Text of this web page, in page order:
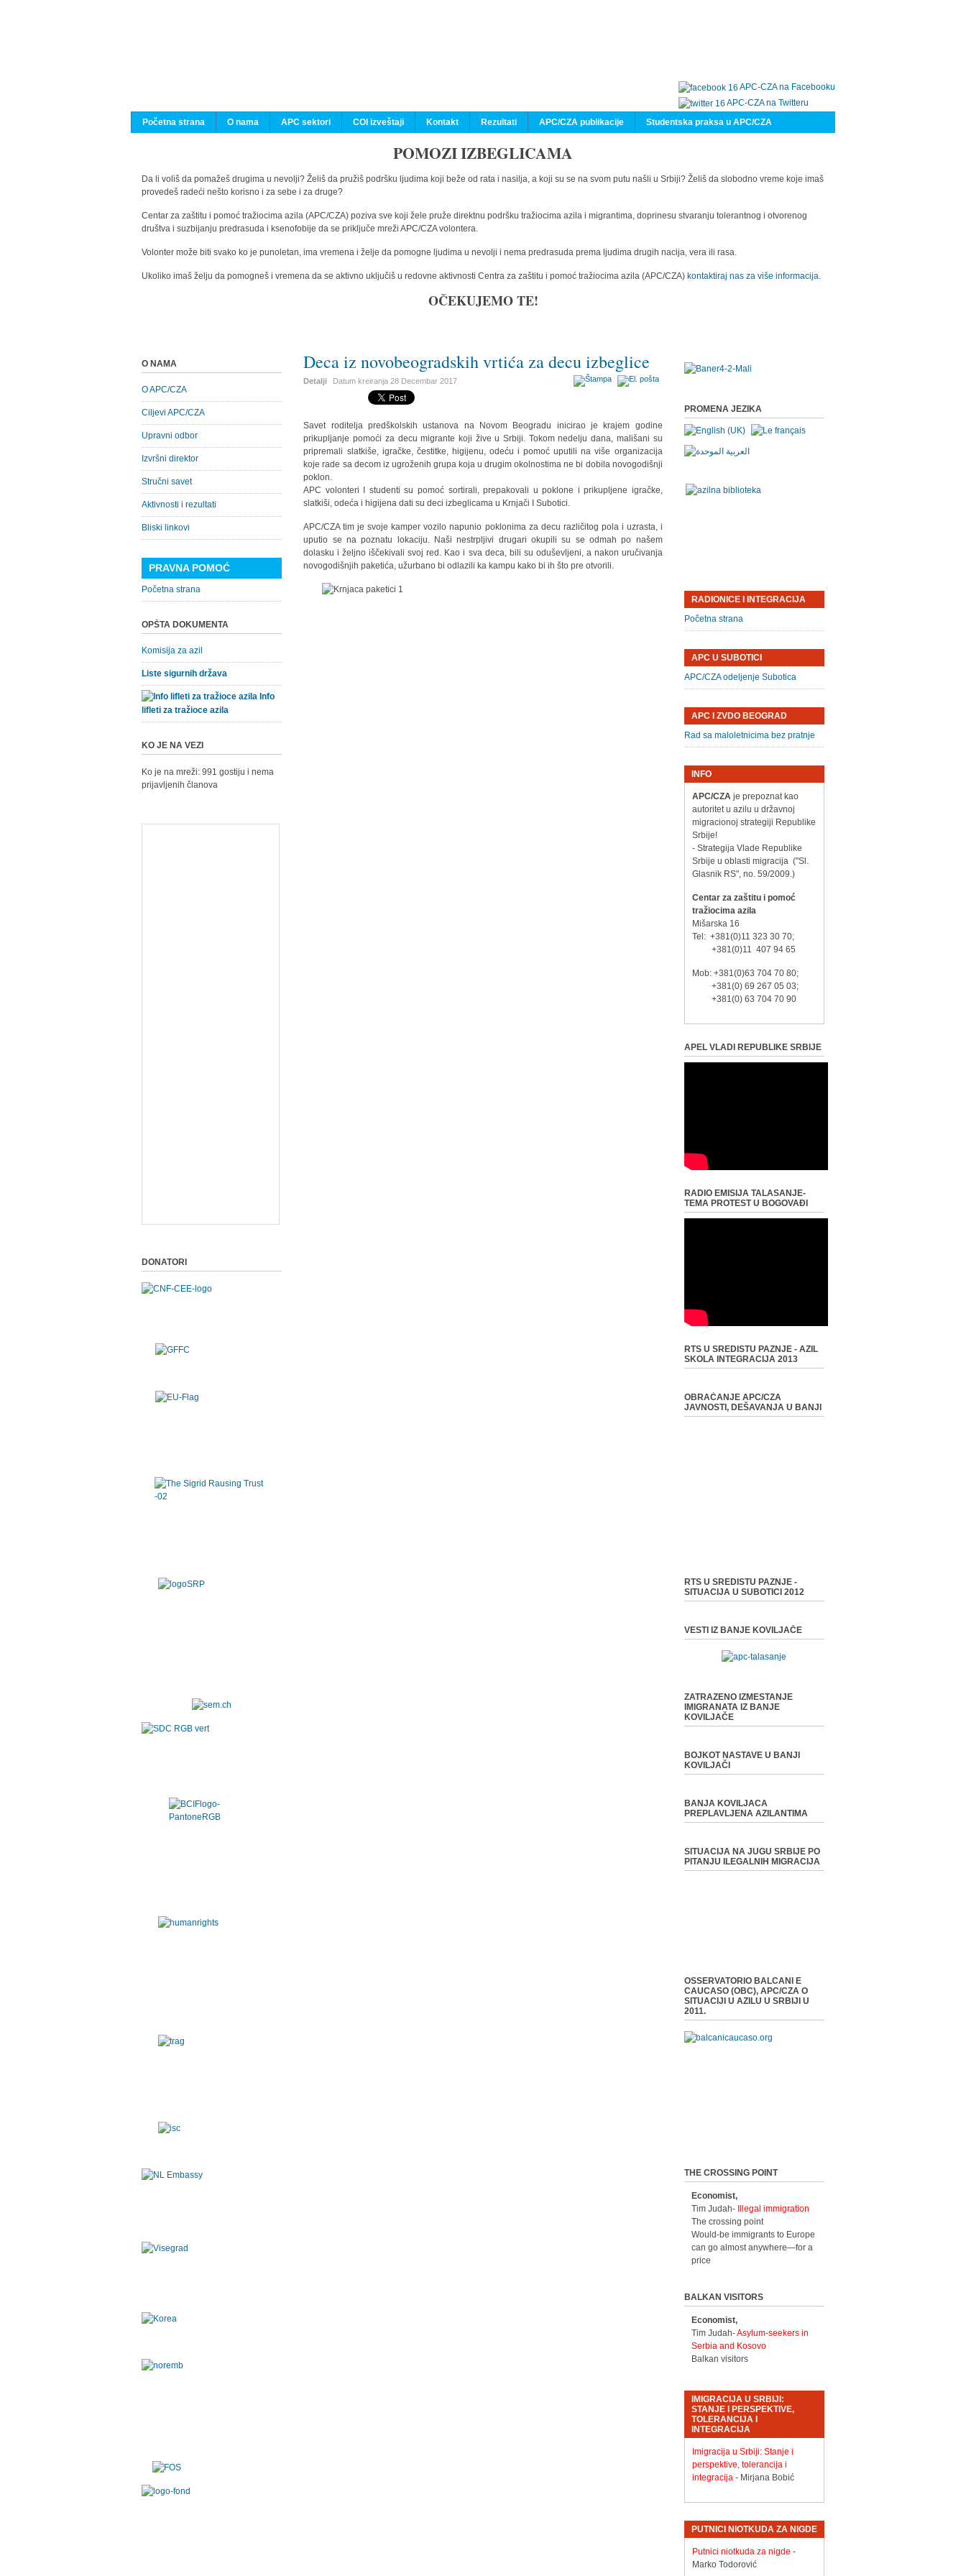
APC-CZA na Facebooku
APC-CZA na Twitteru
Početna strana
O nama APC sektori COI izveštaji Kontakt Rezultati APC/CZA publikacije Studentska praksa u APC/CZA
POMOZI IZBEGLICAMA
Da li voliš da pomažeš drugima u nevolji? Želiš da pružiš podršku ljudima koji beže od rata i nasilja, a koji su se na svom putu našli u Srbiji? Želiš da slobodno vreme koje imaš
provedeš radeći nešto korisno i za sebe i za druge?
Centar za zaštitu i pomoć tražiocima azila (APC/CZA) poziva sve koji žele pruže direktnu podršku tražiocima azila i migrantima, doprinesu stvaranju tolerantnog i otvorenog
društva i suzbijanju predrasuda i ksenofobije da se priključe mreži APC/CZA volontera.
Volonter može biti svako ko je punoletan, ima vremena i želje da pomogne ljudima u nevolji i nema predrasuda prema ljudima drugih nacija, vera ili rasa.
Ukoliko imaš želju da pomogneš i vremena da se aktivno uključiš u redovne aktivnosti Centra za zaštitu i pomoć tražiocima azila (APC/CZA) kontaktiraj nas za više informacija.
OČEKUJEMO TE!
Deca iz novobeogradskih vrtića za decu izbeglice
Detalji Datum kreiranja28 Decembar 2017
Savet roditelja predškolskih ustanova na Novom Beogradu inicirao je krajem godine
prikupljanje pomoći za decu migrante koji žive u Srbiji. Tokom nedelju dana, mališani su
pripremali slatkiše, igračke, čestitke, higijenu, odeću i pomoć uputili na više organizacija
koje rade sa decom iz ugroženih grupa koja u drugim okolnostima ne bi dobila novogodišnji
poklon.
APC volonteri I studenti su pomoć sortirali, prepakovali u poklone i prikupljene igračke,
slatkiši, odeća i higijena dati su deci izbeglicama u Krnjači I Subotici.
APC/CZA tim je svoje kamper vozilo napunio poklonima za decu različitog pola i uzrasta, i
uputio se na poznatu lokaciju. Naši nestrpljivi drugari okupili su se odmah po našem
dolasku i željno iščekivali svoj red. Kao i sva deca, bili su oduševljeni, a nakon uručivanja
novogodišnjih paketića, užurbano bi odlazili ka kampu kako bi ih što pre otvorili.
O NAMA
O APC/CZA
Ciljevi APC/CZA
Upravni odbor
Izvršni direktor
Stručni savet
Aktivnosti i rezultati
Bliski linkovi
PRAVNA POMOĆ
Početna strana
OPŠTA DOKUMENTA
Komisija za azil
Liste sigurnih država
Info
lifleti za tražioce azila
KO JE NA VEZI
Ko je na mreži: 991 gostiju i nema
prijavljenih članova
DONATORI
PROMENA JEZIKA
RADIONICE I INTEGRACIJA
Početna strana
APC U SUBOTICI
APC/CZA odeljenje Subotica
APC I ZVDO BEOGRAD
Rad sa maloletnicima bez pratnje
INFO
APC/CZAje prepoznat kao
autoritet u azilu u državnoj
migracionoj strategiji Republike
Srbije!
- Strategija Vlade Republike
Srbije u oblasti migracija ("Sl.
Glasnik RS", no. 59/2009.)
Centar za zaštitu i pomoć
tražiocima azila
Mišarska 16
Tel: +381(0)11 323 30 70;
+381(0)11 407 94 65
Mob: +381(0)63 704 70 80;
+381(0) 69 267 05 03;
+381(0) 63 704 70 90
APEL VLADI REPUBLIKE SRBIJE
RADIO EMISIJA TALASANJE-
TEMA PROTEST U BOGOVAĐI
RTS U SREDISTU PAZNJE - AZIL
SKOLA INTEGRACIJA 2013
OBRAĆANJE APC/CZA
JAVNOSTI, DEŠAVANJA U BANJI
RTS U SREDISTU PAZNJE -
SITUACIJA U SUBOTICI 2012
VESTI IZ BANJE KOVILJAČE
ZATRAZENO IZMESTANJE
IMIGRANATA IZ BANJE
KOVILJAČE
BOJKOT NASTAVE U BANJI
KOVILJAČI
BANJA KOVILJACA
PREPLAVLJENA AZILANTIMA
SITUACIJA NA JUGU SRBIJE PO
PITANJU ILEGALNIH MIGRACIJA
OSSERVATORIO BALCANI E
CAUCASO (OBC), APC/CZA O
SITUACIJI U AZILU U SRBIJI U
2011.
THE CROSSING POINT
Economist,
Tim Judah-
Illegal immigration
The crossing point
Would-be immigrants to Europe
can go almost anywhere—for a
price
BALKAN VISITORS
Economist,
Tim Judah-Asylum-seekers in
Serbia and Kosovo
Balkan visitors
IMIGRACIJA U SRBIJI:
STANJE I PERSPEKTIVE,
TOLERANCIJA I
INTEGRACIJA
Imigracija u Srbiji: Stanje i
perspektive, tolerancija i
integracija- Mirjana Bobić
PUTNICI NIOTKUDA ZA NIGDE
Putnici niotkuda za nigde -
Marko Todorović